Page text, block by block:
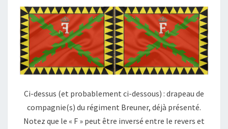
Ci-dessus (et probablement ci-dessous) : drapeau de
compagnie(s) du régiment Breuner, déjà présenté.
Notez que le « F » peut être inversé entre le revers et